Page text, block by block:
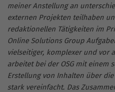
meiner Anstellung an
externen Projekten teilhaben
redaktionellen Tätigkeiten im
Online Solutions Group
vielseitiger, komplexer und vor
arbeitet bei der OSG mit einem
Erstellung von Inhalten über
stark vereinfacht. Das